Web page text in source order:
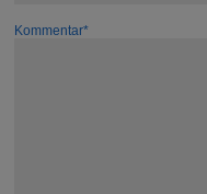
Kommentar*